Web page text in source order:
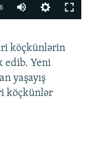
360p
480p
720p
köçkünlərin
edib. Yeni
yaşayış
köçkünlər